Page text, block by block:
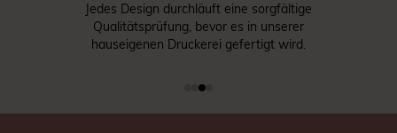
Jedes Design durchläuft eine sorgfältige
Qualitätsprüfung, bevor es in unserer
hauseigenen Druckerei gefertigt wird.